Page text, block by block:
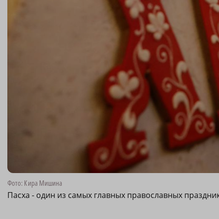
Фото: Кира Мишина
Пасха - один из самых главных православных